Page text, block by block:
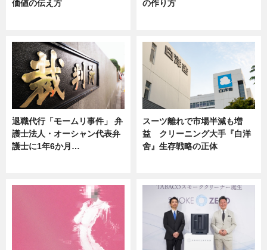
価値の伝え方
の作り方
退職代行「モームリ事件」 弁
護士法人・オーシャン代表弁
護士に1年6か月…
スーツ離れで市場半減も増
益 クリーニング大手『白洋
舍』生存戦略の正体